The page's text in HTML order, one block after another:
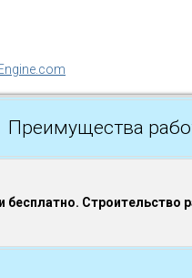
Преимущества
бесплатно. Строительство